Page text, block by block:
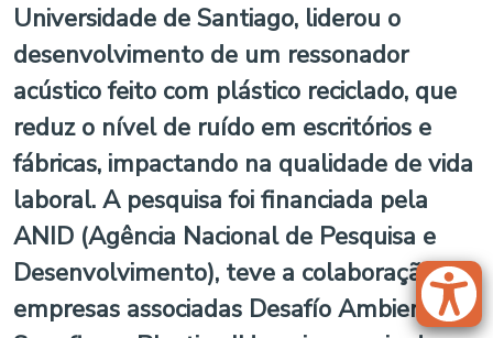
Universidade de Santiago, liderou o
desenvolvimento de um ressonador
acústico feito com plástico reciclado, que
reduz o nível de ruído em escritórios e
fábricas, impactando na qualidade de vida
laboral. A pesquisa foi financiada pela
ANID (Agência Nacional de Pesquisa e
Desenvolvimento), teve a colaboração das
empresas associadas Desafío Ambiente,